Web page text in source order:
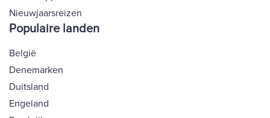
Nieuwjaarsreizen
Populaire landen
België
Denemarken
Duitsland
Engeland